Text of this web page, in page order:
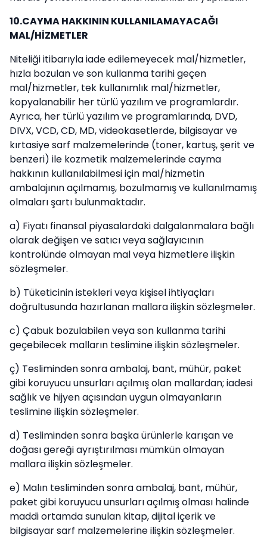
10.CAYMA HAKKININ KULLANILAMAYACAĞI
MAL/HİZMETLER
Niteliği itibarıyla iade edilemeyecek mal/hizmetler,
hızla bozulan ve son kullanma tarihi geçen
mal/hizmetler, tek kullanımlık mal/hizmetler,
kopyalanabilir her türlü yazılım ve programlardır.
Ayrıca, her türlü yazılım ve programlarında, DVD,
DIVX, VCD, CD, MD, videokasetlerde, bilgisayar ve
kırtasiye sarf malzemelerinde (toner, kartuş, şerit ve
benzeri) ile kozmetik malzemelerinde cayma
hakkının kullanılabilmesi için mal/hizmetin
ambalajının açılmamış, bozulmamış ve kullanılmamış
olmaları şartı bulunmaktadır.
a) Fiyatı finansal piyasalardaki dalgalanmalara bağlı
olarak değişen ve satıcı veya sağlayıcının
kontrolünde olmayan mal veya hizmetlere ilişkin
sözleşmeler.
b) Tüketicinin istekleri veya kişisel ihtiyaçları
doğrultusunda hazırlanan mallara ilişkin sözleşmeler.
c) Çabuk bozulabilen veya son kullanma tarihi
geçebilecek malların teslimine ilişkin sözleşmeler.
ç) Tesliminden sonra ambalaj, bant, mühür, paket
gibi koruyucu unsurları açılmış olan mallardan; iadesi
sağlık ve hijyen açısından uygun olmayanların
teslimine ilişkin sözleşmeler.
d) Tesliminden sonra başka ürünlerle karışan ve
doğası gereği ayrıştırılması mümkün olmayan
mallara ilişkin sözleşmeler.
e) Malın tesliminden sonra ambalaj, bant, mühür,
paket gibi koruyucu unsurları açılmış olması halinde
maddi ortamda sunulan kitap, dijital içerik ve
bilgisayar sarf malzemelerine ilişkin sözleşmeler.